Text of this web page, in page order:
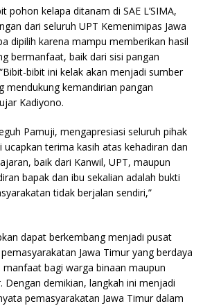
pohon kelapa ditanam di SAE L’SIMA,
dari seluruh UPT Kemenimipas Jawa
dipilih karena mampu memberikan hasil
bermanfaat, baik dari sisi pangan
bibit ini kelak akan menjadi sumber
mendukung kemandirian pangan
Kadiyono.
Pamuji, mengapresiasi seluruh pihak
ucapkan terima kasih atas kehadiran dan
baik dari Kanwil, UPT, maupun
bapak dan ibu sekalian adalah bukti
tidak berjalan sendiri,”
dapat berkembang menjadi pusat
Jawa Timur yang berdaya
bagi warga binaan maupun
Dengan demikian, langkah ini menjadi
pemasyarakatan Jawa Timur dalam